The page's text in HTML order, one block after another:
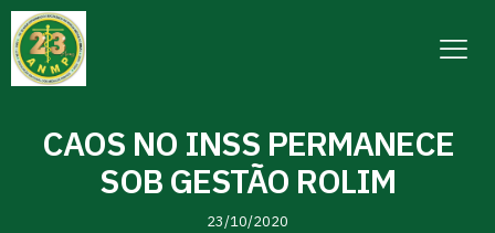
CAOS NO INSS PERMANECE
SOB GESTÃO ROLIM
23/10/2020